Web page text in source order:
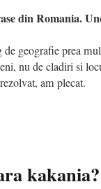
din Romania.
geografie prea
nu de cladiri si
am plecat.
kakania?